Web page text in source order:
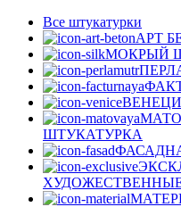
Все штукатурки
АРТ
МОКРЫЙ
ШТУКАТУРКА